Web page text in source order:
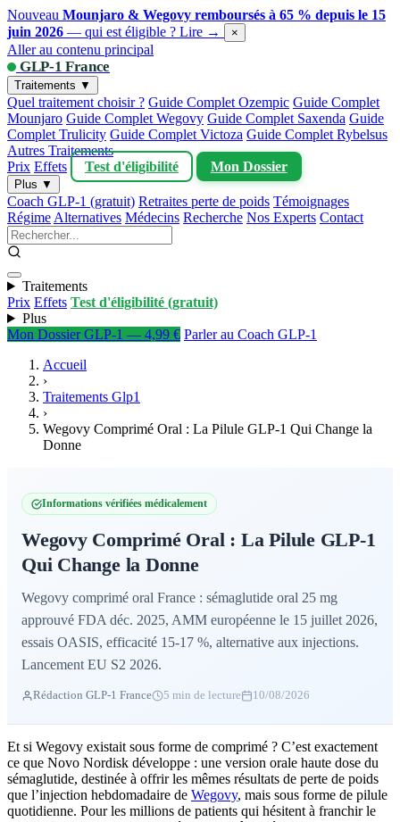
Nouveau Mounjaro & Wegovy remboursés à 65 % depuis le 15
juin 2026 — qui est éligible ? Lire → ×
Aller au contenu principal
GLP-1 France
Traitements ▼
Quel traitement choisir ? Guide Complet Ozempic Guide Complet
Mounjaro Guide Complet Wegovy Guide Complet Saxenda Guide
Complet Trulicity Guide Complet Victoza Guide Complet Rybelsus
Autres Traitements
Prix Effets Test d'éligibilité Mon Dossier
Plus ▼
Coach GLP-1 (gratuit) Retraites perte de poids Témoignages
Régime Alternatives Médecins Recherche Nos Experts Contact
Traitements
Prix Effets Test d'éligibilité (gratuit)
Plus
Mon Dossier GLP-1 — 4,99 € Parler au Coach GLP-1
Accueil
›
Traitements Glp1
›
Wegovy Comprimé Oral : La Pilule GLP-1 Qui Change la
Donne
Informations vérifiées médicalement
Wegovy Comprimé Oral : La Pilule GLP-1
Qui Change la Donne
Wegovy comprimé oral France : sémaglutide oral 25 mg
approuvé FDA déc. 2025, AMM européenne le 15 juillet 2026,
essais OASIS, efficacité 15-17 %, alternative aux injections.
Lancement EU S2 2026.
Rédaction GLP-1 France 5 min de lecture 10/08/2026
Et si Wegovy existait sous forme de comprimé ? C’est exactement
ce que Novo Nordisk développe : une version orale haute dose du
sémaglutide, destinée à offrir les mêmes résultats de perte de poids
que l’injection hebdomadaire de Wegovy, mais sous forme de pilule
quotidienne. Pour les millions de patients qui hésitent à franchir le